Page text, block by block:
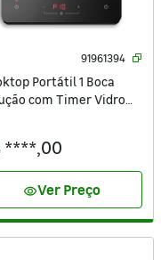
91961394
Portátil 1 Boca
com Timer Vidro
****,00
visibilityVer Preço